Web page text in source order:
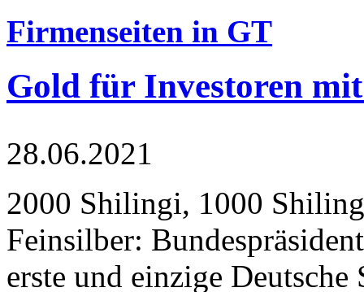
Firmenseiten in GT
Gold für Investoren
28.06.2021
2000 Shilingi, 1000
Feinsilber:
erste und einzige Deutsche